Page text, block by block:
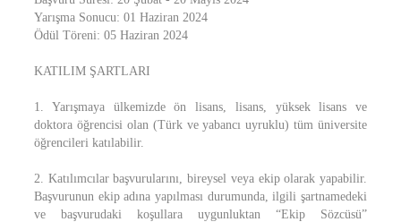
Yarışma Sonucu: 01 Haziran 2024
Ödül Töreni: 05 Haziran 2024
KATILIM ŞARTLARI
1. Yarışmaya ülkemizde ön lisans, lisans, yüksek lisans ve
doktora öğrencisi olan (Türk ve yabancı uyruklu) tüm üniversite
öğrencileri katılabilir.
2. Katılımcılar başvurularını, bireysel veya ekip olarak yapabilir.
Başvurunun ekip adına yapılması durumunda, ilgili şartnamedeki
ve başvurudaki koşullara uygunluktan “Ekip Sözcüsü”